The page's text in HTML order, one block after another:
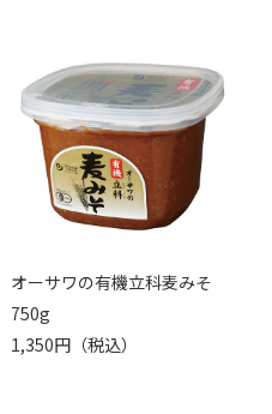
オーサワの有機立科麦みそ
750g
1,350円（税込）